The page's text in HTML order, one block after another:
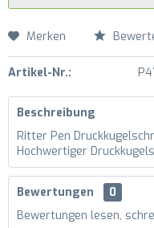
Merken
Artikel-Nr.:
Beschreibung
Ritter Pen
Hochwertiger
Bewertungen
0
Bewertungen lesen,